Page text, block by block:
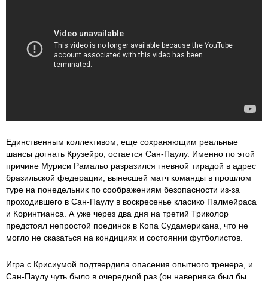
Единственным коллективом, еще сохраняющим реальные
шансы догнать Крузейро, остается Сан-Паулу. Именно по этой
причине Муриси Рамальо разразился гневной тирадой в адрес
бразильской федерации, вынесшей матч команды в прошлом
туре на понедельник по соображениям безопасности из-за
проходившего в Сан-Паулу в воскресенье класико Палмейраса
и Коринтианса. А уже через два дня на третий Триколор
предстоял непростой поединок в Копа Судамерикана, что не
могло не сказаться на кондициях и состоянии футболистов.
Игра с Крисиумой подтвердила опасения опытного тренера, и
Сан-Паулу чуть было в очередной раз (он наверняка был бы